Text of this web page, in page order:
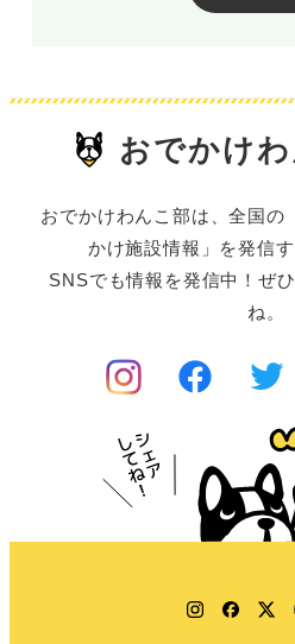
おでかけ
おでかけわんこ部は、全国の
かけ施設情報」を発信
SNSでも情報を発信中！ぜ
ね。
Instagram